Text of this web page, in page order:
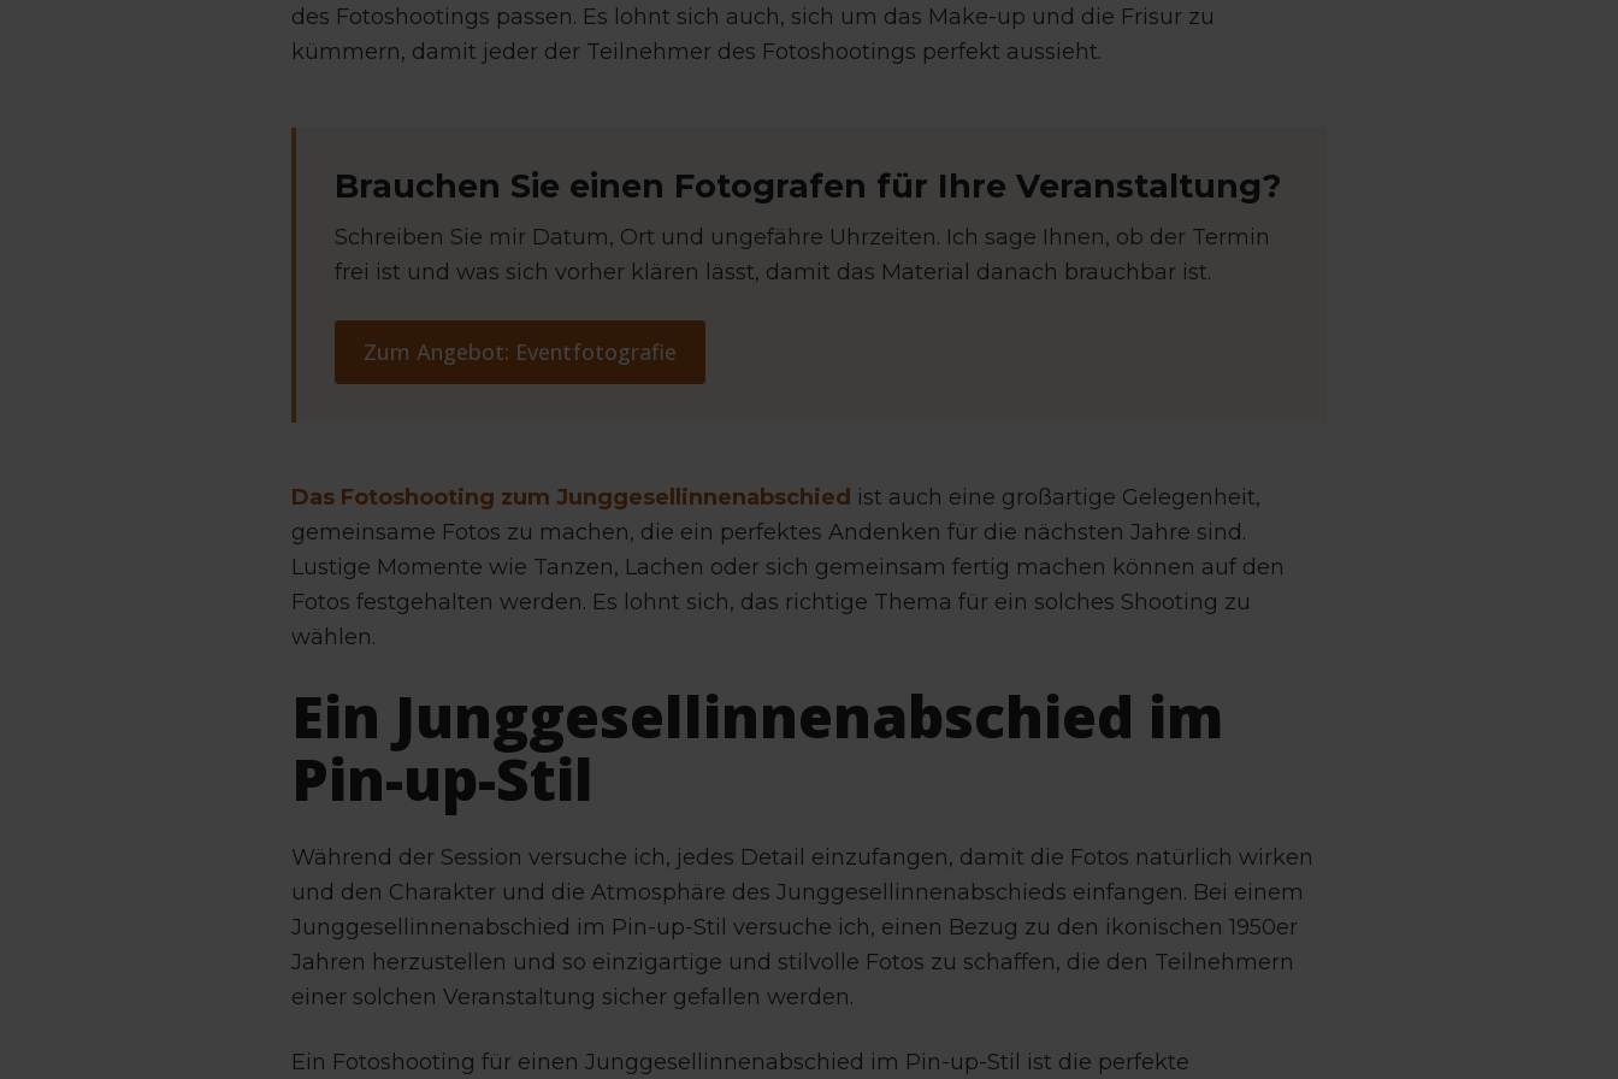
des Fotoshootings passen. Es lohnt sich auch, sich um das Make-up und die Frisur zu
kümmern, damit jeder der Teilnehmer des Fotoshootings perfekt aussieht.
Brauchen Sie einen Fotografen für Ihre Veranstaltung?
Schreiben Sie mir Datum, Ort und ungefähre Uhrzeiten. Ich sage Ihnen, ob der Termin
frei ist und was sich vorher klären lässt, damit das Material danach brauchbar ist.
Zum Angebot: Eventfotografie
Das Fotoshooting zum Junggesellinnenabschied ist auch eine großartige Gelegenheit,
gemeinsame Fotos zu machen, die ein perfektes Andenken für die nächsten Jahre sind.
Lustige Momente wie Tanzen, Lachen oder sich gemeinsam fertig machen können auf den
Fotos festgehalten werden. Es lohnt sich, das richtige Thema für ein solches Shooting zu
wählen.
Ein Junggesellinnenabschied im
Pin-up-Stil
Während der Session versuche ich, jedes Detail einzufangen, damit die Fotos natürlich wirken
und den Charakter und die Atmosphäre des Junggesellinnenabschieds einfangen. Bei einem
Junggesellinnenabschied im Pin-up-Stil versuche ich, einen Bezug zu den ikonischen 1950er
Jahren herzustellen und so einzigartige und stilvolle Fotos zu schaffen, die den Teilnehmern
einer solchen Veranstaltung sicher gefallen werden.
Ein Fotoshooting für einen Junggesellinnenabschied im Pin-up-Stil ist die perfekte